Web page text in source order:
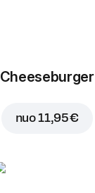
Cheeseburger
nuo11,95 €